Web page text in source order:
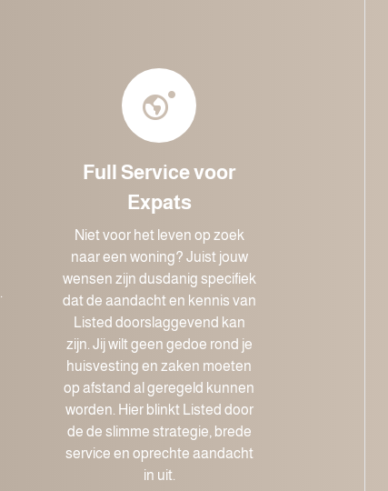
Full Service voor
Expats
Niet voor het leven op zoek
naar een woning? Juist jouw
wensen zijn dusdanig specifiek
dat de aandacht en kennis van
Listed doorslaggevend kan
zijn. Jij wilt geen gedoe rond je
huisvesting en zaken moeten
op afstand al geregeld kunnen
worden. Hier blinkt Listed door
de de slimme strategie, brede
service en oprechte aandacht
in uit.